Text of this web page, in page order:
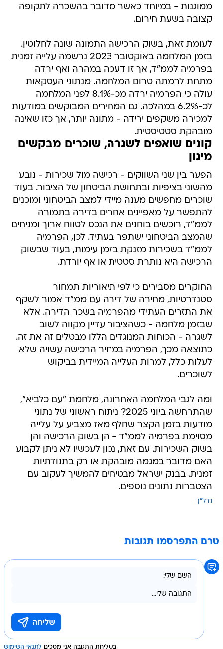
ממוגנות - במיוחד כאשר מדובר בהשכרה לתקופה
קצובה בשעת חירום.
לעומת זאת, בשוק הרכישה התמונה שונה לחלוטין.
בזמן המלחמה באוקטובר 2023 נרשמה עלייה זמנית
בפרמיה לממ"ד, אך זו דעכה במהרה ואף ירדה
מתחת לרמתה טרום המלחמה. מנתוני העסקאות
עולה כי הפרמיה ירדה מכ-8.1% לפני המלחמה
לכ-6.2% במהלכה. גם המחירים המבוקשים במודעות
למכירה משקפים ירידה - מתונה יותר, אך כזו שאינה
מובהקת סטטיסטית.
קונים שואפים לשגרה, שוכרים מבקשים
מיגון
הפער בין שני השווקים - רכישה מול שכירות - נובע
מהשוני בציפיות ובתחושת הביטחון של הציבור. בעוד
שוכרים מחפשים מענה מיידי למצב הביטחוני ומוכנים
להתפשר על מאפיינים אחרים בדירה בתמורה
לממ"ד, רוכשים בוחנים את הנכס לטווח ארוך ומניחים
שהמצב הביטחוני ישתפר בעתיד. לכן, הפרמיה
לממ"ד בשכירות מזנקת בזמן עימות, בעוד שבשוק
הרכישה היא נותרת סטטית או אף יורדת.
החוקרים מסבירים כי לפי תיאוריות תמחור
סטנדרטיות, מחירה של דירה עם ממ"ד אמור לשקף
את התזרים העתידי מהפרמיה בשכר הדירה. אלא
שבזמן מלחמה - כשהציבור עדיין מקווה לשוב
לשגרה - הכוחות המנוגדים הללו מבטלים זה את זה.
כתוצאה מכך, הפרמיה במחיר הרכישה עשויה שלא
לעלות כלל, למרות העלייה המיידית בביקוש
לשוכרים.
ומה לגבי המלחמה האחרונה, מלחמת "עם כלביא",
שהתרחשה ביוני 2025? ניתוח ראשוני של נתוני
מודעות בזמן הקצר שחלף מאז מצביע על עלייה
מסוימת בפרמיה לממ"ד - הן בשוק הרכישה והן
בשוק השכירות. עם זאת, נכון לעכשיו לא ניתן לקבוע
האם מדובר במגמה מובהקת או רק בתנודתיות
זמנית. בבנק ישראל מבטיחים להמשיך לעקוב עם
הצטברות נתונים נוספים.
נדל"ן
טרם התפרסמו תגובות
בשליחת התגובה אני מסכים לתנאי השימוש